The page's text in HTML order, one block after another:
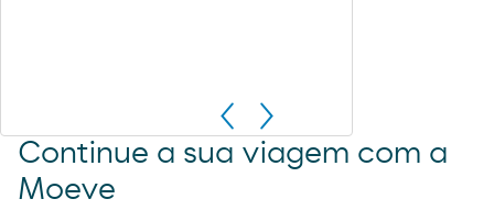
Continue a sua viagem com a
Moeve